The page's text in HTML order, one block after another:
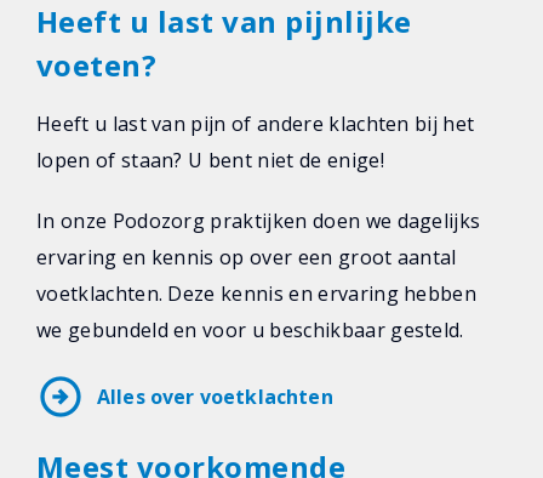
Heeft u last van pijnlijke
voeten?
Heeft u last van pijn of andere klachten bij het
lopen of staan? U bent niet de enige!
In onze Podozorg praktijken doen we dagelijks
ervaring en kennis op over een groot aantal
voetklachten. Deze kennis en ervaring hebben
we gebundeld en voor u beschikbaar gesteld.
arrow_circle_right Alles over voetklachten
Meest voorkomende